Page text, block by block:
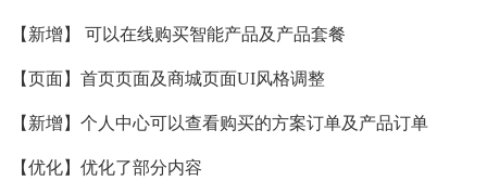
【新增】 可以在线购买智能产品及产品套餐
【页面】首页页面及商城页面UI风格调整
【新增】个人中心可以查看购买的方案订单及产品订单
【优化】优化了部分内容